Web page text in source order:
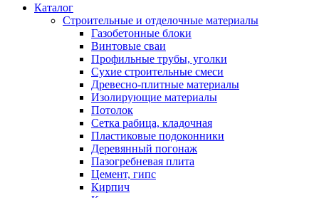
Каталог
Строительные и отделочные материалы
Газобетонные блоки
Винтовые сваи
Профильные трубы, уголки
Сухие строительные смеси
Древесно-плитные материалы
Изолирующие материалы
Потолок
Сетка рабица, кладочная
Пластиковые подоконники
Деревянный погонаж
Пазогребневая плита
Цемент, гипс
Кирпич